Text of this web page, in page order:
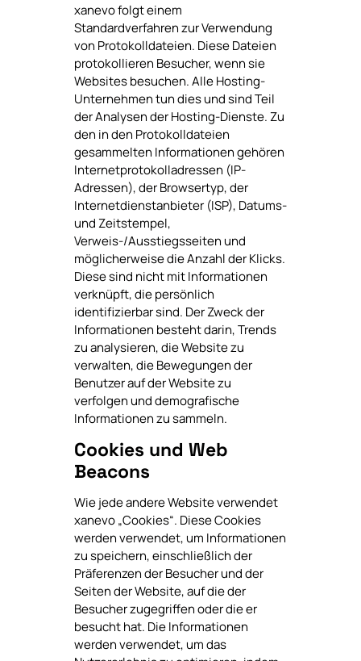
xanevo folgt einem
Standardverfahren zur Verwendung
von Protokolldateien. Diese Dateien
protokollieren Besucher, wenn sie
Websites besuchen. Alle Hosting-
Unternehmen tun dies und sind Teil
der Analysen der Hosting-Dienste. Zu
den in den Protokolldateien
gesammelten Informationen gehören
Internetprotokolladressen (IP-
Adressen), der Browsertyp, der
Internetdienstanbieter (ISP), Datums-
und Zeitstempel,
Verweis-/Ausstiegsseiten und
möglicherweise die Anzahl der Klicks.
Diese sind nicht mit Informationen
verknüpft, die persönlich
identifizierbar sind. Der Zweck der
Informationen besteht darin, Trends
zu analysieren, die Website zu
verwalten, die Bewegungen der
Benutzer auf der Website zu
verfolgen und demografische
Informationen zu sammeln.
Cookies und Web
Beacons
Wie jede andere Website verwendet
xanevo „Cookies“. Diese Cookies
werden verwendet, um Informationen
zu speichern, einschließlich der
Präferenzen der Besucher und der
Seiten der Website, auf die der
Besucher zugegriffen oder die er
besucht hat. Die Informationen
werden verwendet, um das